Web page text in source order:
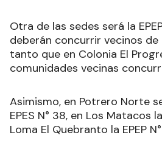
Otra de las sedes será la
deberán concurrir vecinos de
tanto que en Colonia El
comunidades vecinas
Asimismo, en Potrero Norte
EPES N° 38, en Los Matacos
Loma El Quebranto la EPEP